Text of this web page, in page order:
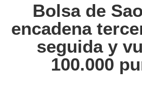
Bolsa de
encadena
seguida y
100.000